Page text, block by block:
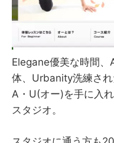
Elegane優美な時間
体、Urbanity洗練され
A・U(オー)を手に入
スタジオ。